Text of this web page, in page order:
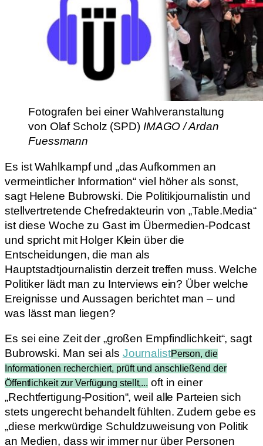
Fotografen bei einer Wahlveranstaltung
von Olaf Scholz (SPD) IMAGO / Ardan
Fuessmann
Es ist Wahlkampf und „das Aufkommen an
vermeintlicher Information“ viel höher als sonst,
sagt Helene Bubrowski. Die Politikjournalistin und
stellvertretende Chefredakteurin von „Table.Media“
ist diese Woche zu Gast im Übermedien-Podcast
und spricht mit Holger Klein über die
Entscheidungen, die man als
Hauptstadtjournalistin derzeit treffen muss. Welche
Politiker lädt man zu Interviews ein? Über welche
Ereignisse und Aussagen berichtet man – und
was lässt man liegen?
Es sei eine Zeit der „großen Empfindlichkeit“, sagt
Bubrowski. Man sei als JournalistPerson, die
Informationen recherchiert, prüft und anschließend der
Öffentlichkeit zur Verfügung stellt,... oft in einer
„Rechtfertigung-Position“, weil alle Parteien sich
stets ungerecht behandelt fühlten. Zudem gebe es
„diese merkwürdige Schuldzuweisung von Politik
an Medien, dass wir immer nur über Personen